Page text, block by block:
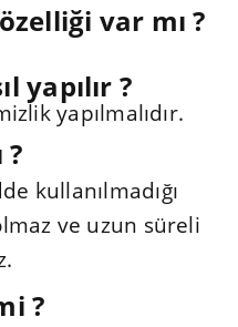
var mı ?
yapılır ?
yapılmalıdır.
kullanılmadığı
ve uzun süreli
?